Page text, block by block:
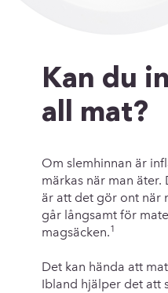
Kan du
all mat?
Om slemhinnan är
märkas när man äter.
är att det gör ont när
går långsamt för
magsäcken.1
Det kan hända att
Ibland hjälper det att